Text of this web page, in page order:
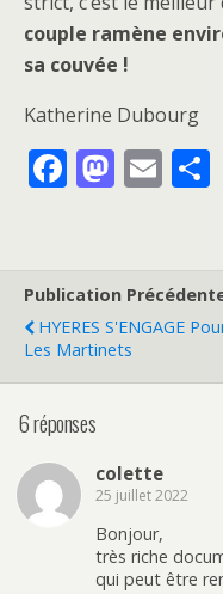
couple ramène
sa couvée !
Katherine Dubourg
F
b
o
o
k
M
d
o
n
E
l
Publication
HYERES S'ENGAGE
Les Martinets
6 réponses
colette
25 juillet 2022
Bonjour,
très riche
qui peut être